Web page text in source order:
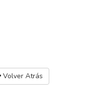
Volver Atrás